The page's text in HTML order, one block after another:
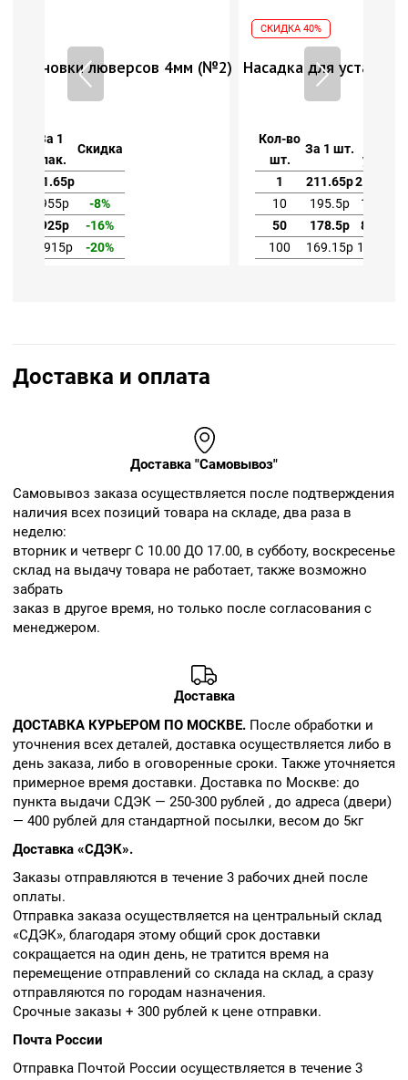
(№2) Насадка для установки люверсов 4мм (№2)
шт.
10
50
100
Доставка и оплата
Доставка "Самовывоз"
Cамовывоз заказа осуществляется после подтверждения
наличия всех позиций товара на складе, два раза в
неделю:
вторник и четверг С 10.00 ДО 17.00, в субботу, воскресенье
склад на выдачу товара не работает, также возможно
забрать
заказ в другое время, но только после согласования с
менеджером.
Доставка
ДОСТАВКА КУРЬЕРОМ ПО МОСКВЕ. После обработки и
уточнения всех деталей, доставка осуществляется либо в
день заказа, либо в оговоренные сроки. Также уточняется
примерное время доставки. Доставка по Москве: до
пункта выдачи СДЭК — 250-300 рублей , до адреса (двери)
— 400 рублей для стандартной посылки, весом до 5кг
Доставка «СДЭК».
Заказы отправляются в течение 3 рабочих дней после
оплаты.
Отправка заказа осуществляется на центральный склад
«СДЭК», благодаря этому общий срок доставки
сокращается на один день, не тратится время на
перемещение отправлений со склада на склад, а сразу
отправляются по городам назначения.
Срочные заказы + 300 рублей к цене отправки.
Почта России
Отправка Почтой России осуществляется в течение 3